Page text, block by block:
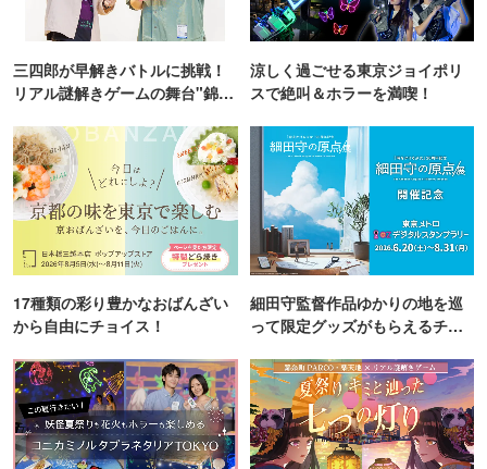
三四郎が早解きバトルに挑戦！
リアル謎解きゲームの舞台"錦糸
涼しく過ごせる東京ジョイポリ
スで絶叫＆ホラーを満喫！
17種類の彩り豊かなおばんざい
から自由にチョイス！
細田守監督作品ゆかりの地を巡
って限定グッズがもらえるチャ